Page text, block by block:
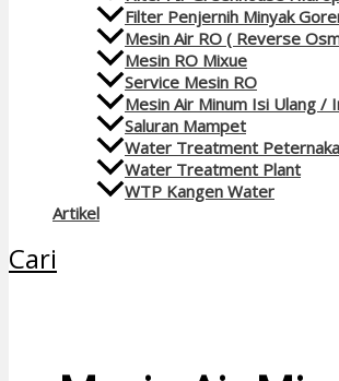
Filter Penjernih Minyak
Mesin Air RO ( Reverse
Mesin RO Mixue
Service Mesin RO
Mesin Air Minum Isi Ulang /
Saluran Mampet
Water Treatment
Water Treatment Plant
WTP Kangen Water
Artikel
Cari